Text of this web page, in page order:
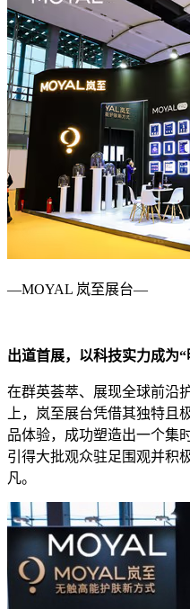
—MOYAL 岚至展台—
出道首展，以科技实力成为
在群英荟萃、展现全球前沿
上，岚至展台凭借其独特且
品体验，成功塑造出一个集
引得大批观众驻足围观并积
凡。